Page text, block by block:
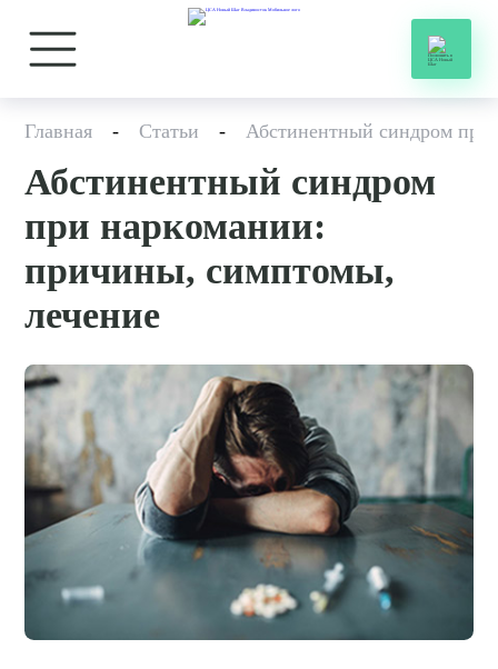
Главная - Статьи - Абстинентный синдром при
Абстинентный синдром
при наркомании:
причины, симптомы,
лечение